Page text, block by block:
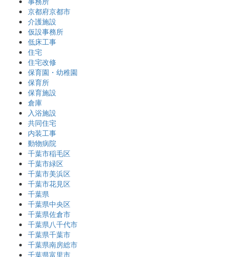
京都府京都市
介護施設
仮設事務所
低床工事
住宅
住宅改修
保育園・幼稚園
保育所
保育施設
倉庫
入浴施設
共同住宅
内装工事
動物病院
千葉市稲毛区
千葉市緑区
千葉市美浜区
千葉市花見区
千葉県
千葉県中央区
千葉県佐倉市
千葉県八千代市
千葉県千葉市
千葉県南房総市
千葉県富里市